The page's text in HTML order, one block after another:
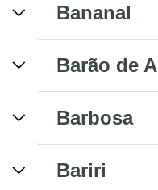
Bananal
Barão de
Barbosa
Bariri